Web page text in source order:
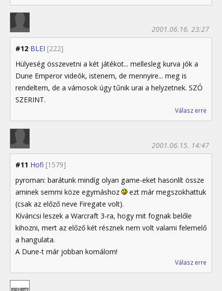
#12 BLEI [222]
2001.06.16. 23:27
Hülyeség összevetni a két játékot... mellesleg kurva jók a
Dune Emperor videók, istenem, de mennyire... meg is
rendeltem, de a vámosok úgy tűnik urai a helyzetnek. SZÓ
SZERINT.
Válasz erre
#11 Hofi [1579]
2001.06.15. 14:47
pyroman: barátunk mindíg olyan game-eket hasonlít össze
aminek semmi köze egymáshoz
ezt már megszokhattuk
(csak az előző neve Firegate volt).
Kíváncsi leszek a Warcraft 3-ra, hogy mit fognak belőle
kihozni, mert az előző két résznek nem volt valami felemelő
a hangulata.
A Dune-t már jobban komálom!
Válasz erre